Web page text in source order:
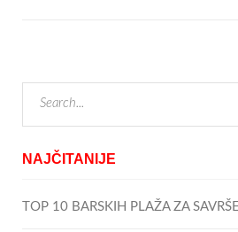
NAJČITANIJE
TOP 10 BARSKIH PLAŽA ZA